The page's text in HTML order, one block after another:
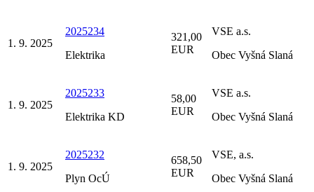
1. 9. 2025
2025234
Elektrika
321,00
EUR
VSE a.s.
Obec Vyšná Slaná
1. 9. 2025
2025233
Elektrika KD
58,00
EUR
VSE a.s.
Obec Vyšná Slaná
1. 9. 2025
2025232
Plyn OcÚ
658,50
EUR
VSE, a.s.
Obec Vyšná Slaná